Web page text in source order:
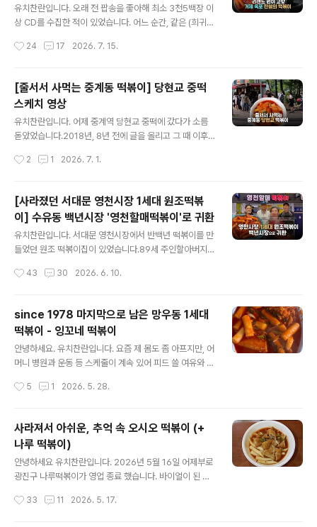
욕심에 dji 오즈모 포켓4P도 없으면서 관련 악세사리 구입
하고 있는 제 자신을 보게 되는 요즘입니다. …롯본 폴로 세
유치찬란입니다. 오래 전 팝송을 좋아해 최소 3천5백장 이
상 CD를 수집한 적이 있었습니다. 어느 순간, 같은 (희귀)
다 싶어 함께 식사도 했던 압구정 신나라레코드 직원 도움
까지!!) 그만큼, 제가 음악 막귀는 아닌데.. 2년전 리센느 러
브어택을 듣고 꽤 좋은 노래인데 왜 안 뜨나 의아해 한 적이
있었습니다. 그동안 잊고 지냈는데 2년 만에 역대급 역주
행“ 멜론차트 1위를 하는 것을 보니 가슴이 괜히 뭉클해지
호~와 사투리“편이 유튜브 알고리즘을 타더니 (저도 ..
24 17 2026. 7. 15.
[줄서서 사먹는 중계동 떡볶이] 당현교 중떡
스케치 영상
유치찬란입니다. 어제 중계역 당현교 중떡에 갔다가 소름
돋았었습니다.2018년, 8년 전에 글을 올리고 그 때 이후
모님께서 머리깍아서 영해 보인다고 해주시면서제가 글을
고 하셨는데요.요즘 제 상황을 정확히 짚어주셔서 소름 돋
았었네요!! 21년 쩨 떡볶이 글을 쓰는 1세대 떡볶이 리뷰어
다 보니… 세월의 흐름에 주류에서 젊은 친구들이 그 자리
를 대신해 주고 있다는 걸 (제 자신도 인지하고) 잘 알고 있
었거든요.. 사모님 말씀처럼, 그 친구들하고 초점이 많이 다
고 인터넷에 이야기 해야 한다고 하신 적이 있었는데요. 저
2 1 2026. 7. 1.
[사라졌던 서대문 영천시장 1세대 원조떡볶
이] 수유동 백년시장 '영천할매떡볶이'로 귀환
유치찬란입니다. 서대문 영천시장에서 반백년 떡볶이를 만
들었던 원조 떡볶이집이 있었습니다.89세 주인할아버지와
다리 수술로 갑자기 가게를 그만 둘 수 밖에 없었습니다. 1
아쉬웠었는데요,3~4년 만에 수유동 백년시장 "영천할매
떡볶이'로 귀환했습니다. 1대 주인할아버지와 2대 주인할
머니의 노하우를 전수받고2대 주인인 조카 내외분께서 떡
볶이뿐만 아니라 다양한 꼬마김밥도 판매하고 있네요, 고
춧가루때문에 좀 더 매워지긴 했어도 영천시장 때처럼 떡
고 있다고 합니다, 대왕오징어보다 7배 비싼 원양어선 오
43 30 2026. 6. 10.
since 1978 마지막으로 남은 망우동 1세대
떡볶이 - 잉꼬네 떡볶이
안녕하세요. 유치찬란입니다. 요즘 제 몸도 좀 아프지만, 어
머니 병원과 운동 등 스케줄이 계속 있어 피드 쓸 여유와 시
꼬네 떡볶이’ 집을 다녀왔습니다. (-> 또와분식 상황을 자
이지 제가 처음 방문했을 때보다 (옛날에는 떡볶이 떡이 많
이 하얀했었다죠!) - “많이 매워지고 달아진 요즘, 젊은 친
구들의 입맛에 맞춰진 떡볶이라는 것이 가장 정확한 표현
일 것”입니다.아무래도 3대 손자와 2대 며느님이 함께 운
영하게 되면서 (세월의 흐름에 맞게) 맛을 변화시킨 곳! ___
깻잎으로 향을 입히면서 마무리“ 깻잎 떡볶이인 잉꼬네 떡
5 1 2026. 5. 28.
사라져서 아쉬운, 추억 속 오시오 떡볶이 (+
나루 떡볶이)
안녕하세요 유치찬란입니다. 2026년 5월 16일 어제부로
광진구 나루떡볶이가 영업 종료 했습니다. 바이얼이 된 것
그렇게 큰 관심이 없어 영업 마지막 날인 어제 가보지는 않
33 11 2026. 5. 17.